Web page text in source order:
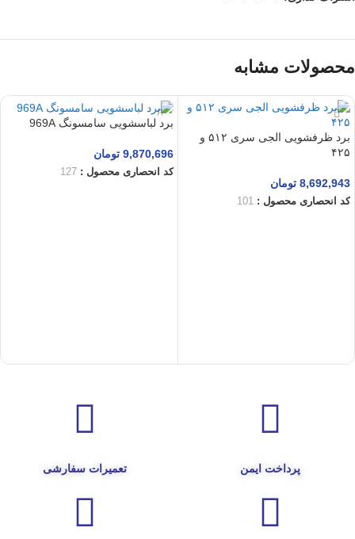
محصولات مشابه
برد ظرفشویی الجی سری ۵۱۲ و
۴۲۵
8,692,943 تومان
کد انحصاری محصول : 101
برد لباسشویی سامسونگ 969A
9,870,696 تومان
کد انحصاری محصول : 127
پرداخت ایمن تعمیرات سفارشی